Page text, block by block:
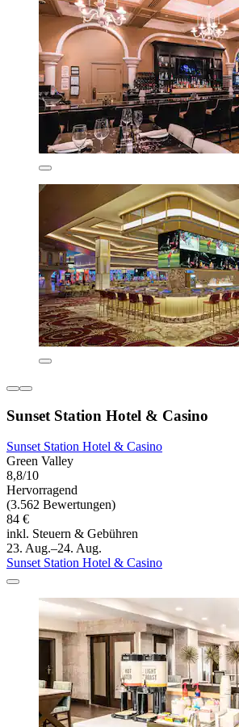
Sunset Station Hotel & Casino
Sunset Station Hotel & Casino
Green Valley
8,8/10
Hervorragend
(3.562 Bewertungen)
84 €
inkl. Steuern & Gebühren
23. Aug.–24. Aug.
Sunset Station Hotel & Casino